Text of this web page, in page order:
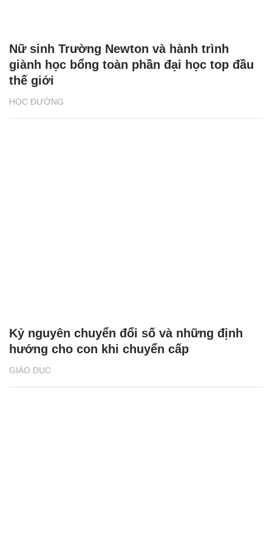
HỌC ĐƯỜNG
Nữ sinh Trường Newton và hành trình
giành học bổng toàn phần đại học top đầu
thế giới
GIÁO DỤC
Kỷ nguyên chuyển đổi số và những định
hướng cho con khi chuyển cấp